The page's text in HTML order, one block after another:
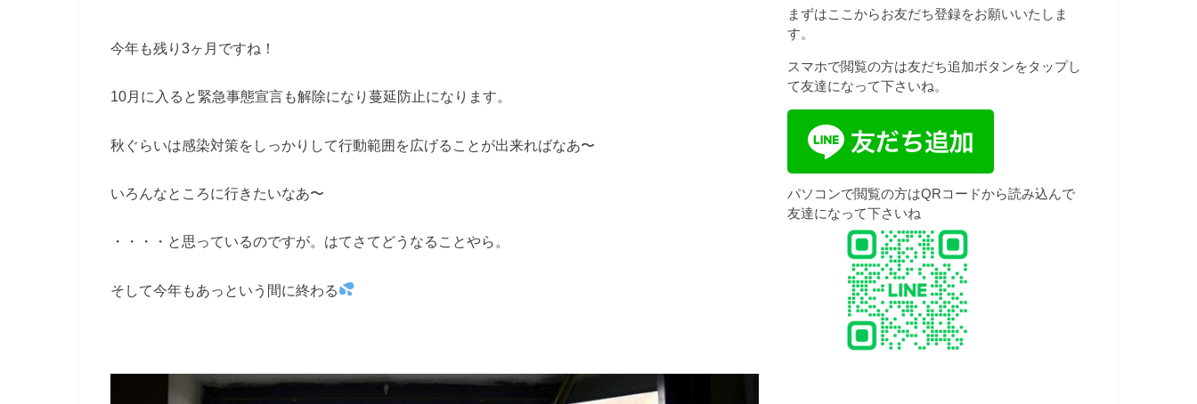
今年も残り3ヶ月ですね！
10月に入ると緊急事態宣言も解除になり蔓延防止になります。
秋ぐらいは感染対策をしっかりして行動範囲を広げることが出来ればなあ〜
いろんなところに行きたいなあ〜
・・・・と思っているのですが。はてさてどうなることやら。
そして今年もあっという間に終わる
まずはここからお友だち登録をお願いいたしま
す。
スマホで閲覧の方は友だち追加ボタンをタップし
て友達になって下さいね。
パソコンで閲覧の方はQRコードから読み込んで
友達になって下さいね